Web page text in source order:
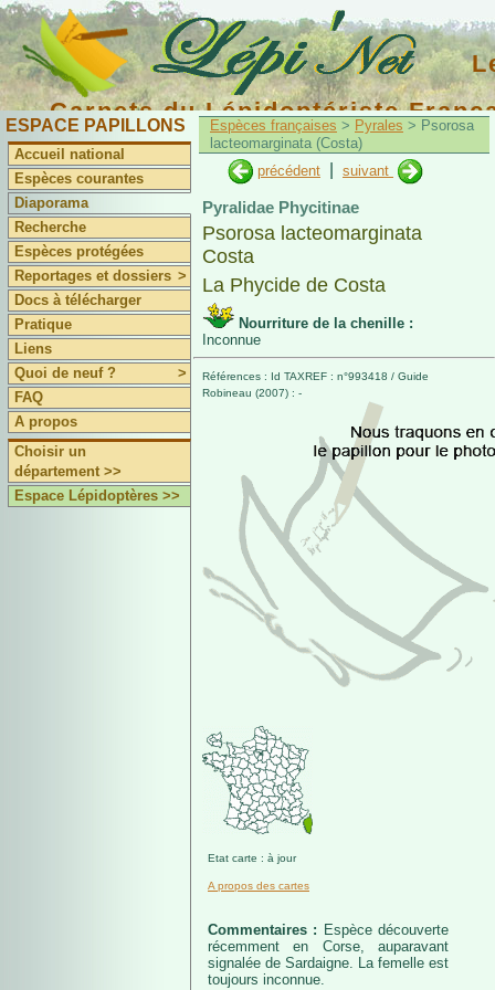
Carnets du Lépidoptériste
ESPACE PAPILLONS
Accueil national
Espèces courantes
Diaporama
Recherche
Espèces protégées
Reportages et dossiers >
Docs à télécharger
Pratique
Liens
Quoi de neuf ?
>
FAQ
A propos
Choisir un
département >>
Espace Lépidoptères >>
Espèces françaises > Pyrales > Psorosa
lacteomarginata (Costa)
précédent
suivant
Pyralidae Phycitinae
Psorosa lacteomarginata
Costa
La Phycide de Costa
Nourriture de la chenille :
Inconnue
Références : Id TAXREF : n°993418 / Guide
Robineau (2007) : -
Etat carte : à jour
A propos des cartes
Commentaires : Espèce découverte
récemment en Corse, auparavant
signalée de Sardaigne. La femelle est
toujours inconnue.